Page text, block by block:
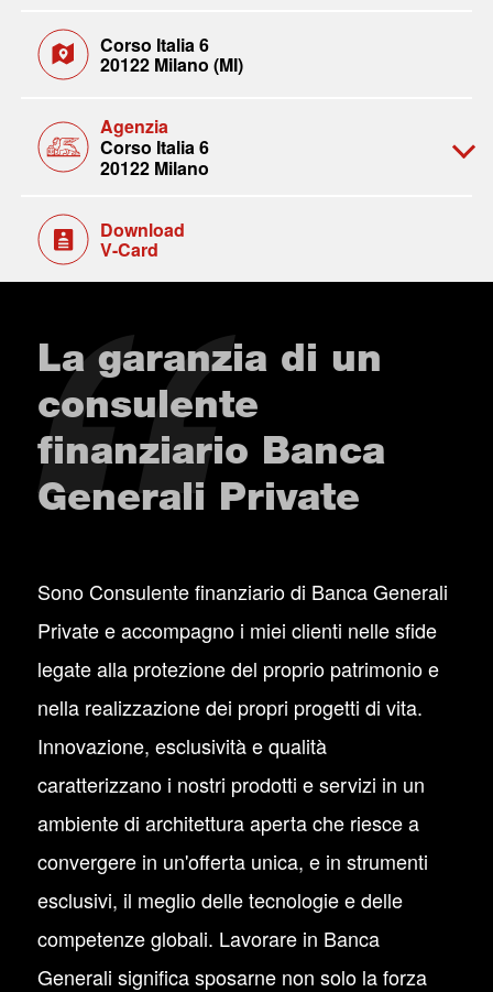
Corso Italia 6
20122 Milano (MI)
Agenzia
Corso Italia 6
20122 Milano
Download
V-Card
La garanzia di un
consulente
finanziario Banca
Generali Private
Sono Consulente finanziario di Banca Generali
Private e accompagno i miei clienti nelle sfide
legate alla protezione del proprio patrimonio e
nella realizzazione dei propri progetti di vita.
Innovazione, esclusività e qualità
caratterizzano i nostri prodotti e servizi in un
ambiente di architettura aperta che riesce a
convergere in un'offerta unica, e in strumenti
esclusivi, il meglio delle tecnologie e delle
competenze globali. Lavorare in Banca
Generali significa sposarne non solo la forza